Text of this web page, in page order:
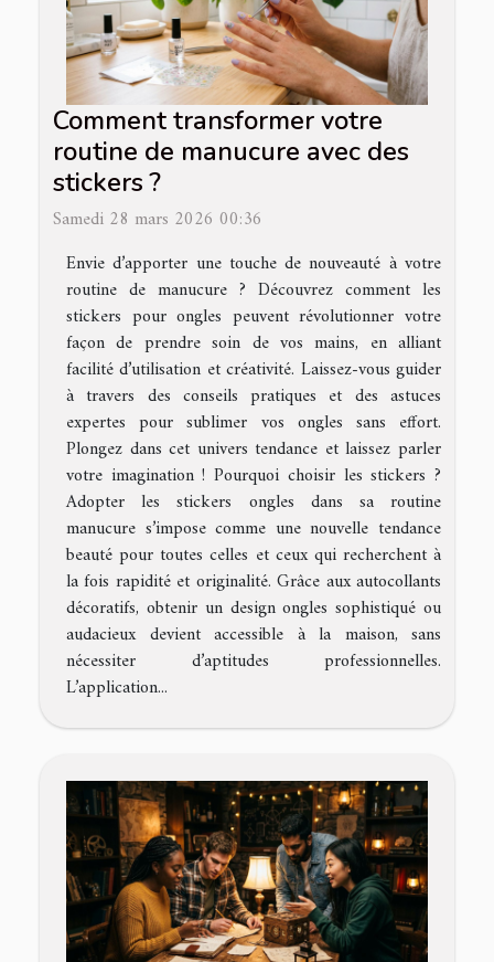
Comment transformer votre
routine de manucure avec des
stickers ?
Samedi 28 mars 2026 00:36
Envie d’apporter une touche de nouveauté à votre
routine de manucure ? Découvrez comment les
stickers pour ongles peuvent révolutionner votre
façon de prendre soin de vos mains, en alliant
facilité d’utilisation et créativité. Laissez-vous guider
à travers des conseils pratiques et des astuces
expertes pour sublimer vos ongles sans effort.
Plongez dans cet univers tendance et laissez parler
votre imagination ! Pourquoi choisir les stickers ?
Adopter les stickers ongles dans sa routine
manucure s’impose comme une nouvelle tendance
beauté pour toutes celles et ceux qui recherchent à
la fois rapidité et originalité. Grâce aux autocollants
décoratifs, obtenir un design ongles sophistiqué ou
audacieux devient accessible à la maison, sans
nécessiter d’aptitudes professionnelles.
L’application...